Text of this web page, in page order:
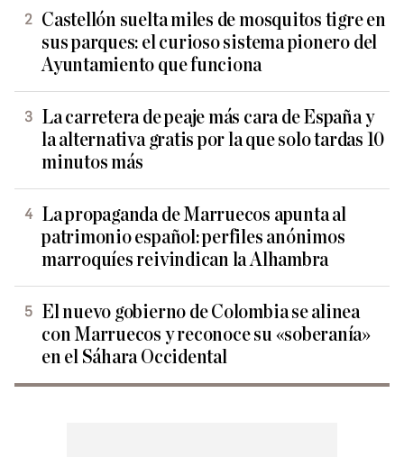
Castellón suelta miles de mosquitos tigre en
sus parques: el curioso sistema pionero del
Ayuntamiento que funciona
La carretera de peaje más cara de España y
la alternativa gratis por la que solo tardas 10
minutos más
La propaganda de Marruecos apunta al
patrimonio español: perfiles anónimos
marroquíes reivindican la Alhambra
El nuevo gobierno de Colombia se alinea
con Marruecos y reconoce su «soberanía»
en el Sáhara Occidental